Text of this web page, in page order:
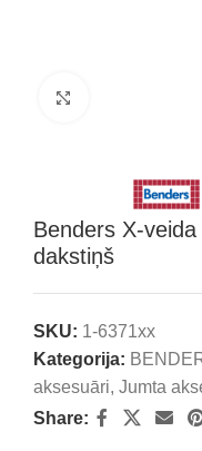
Benders X-
dakstiņš
SKU: 1-6371xx
Kategorija:
aksesuāri, Jumta
Share: